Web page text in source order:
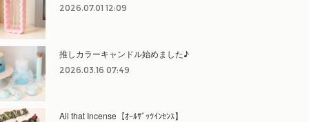
2026.07.01 12:09
推しカラーキャンドル始めました♪
2026.03.16 07:49
All that Incense【ｵｰﾙｻﾞｯﾂｲﾝｾﾝｽ】